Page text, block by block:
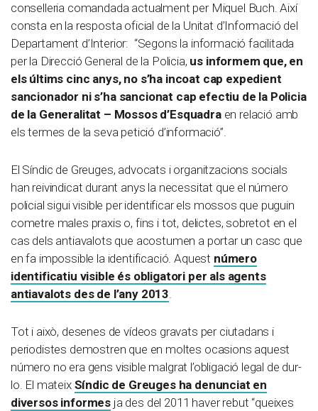
conselleria comandada actualment per Miquel Buch. Així
consta en la resposta oficial de la Unitat d’Informació del
Departament d’Interior: “Segons la informació facilitada
per la Direcció General de la Policia, us informem que, en
els últims cinc anys, no s’ha incoat cap expedient
sancionador ni s’ha sancionat cap efectiu de la Policia
de la Generalitat – Mossos d’Esquadraen relació amb
els termes de la seva petició d’informació”.
El Síndic de Greuges, advocats i organitzacions socials
han reivindicat durant anys la necessitat que el número
policial sigui visible per identificar els mossos que puguin
cometre males praxis o, fins i tot, delictes, sobretot en el
cas dels antiavalots que acostumen a portar un casc que
en fa impossible la identificació. Aquest número
identificatiu visible és obligatori per als agents
antiavalots des de l’any 2013.
Tot i això, desenes de vídeos gravats per ciutadans i
periodistes demostren que en moltes ocasions aquest
número no era gens visible malgrat l’obligació legal de dur-
lo. El mateix Síndic de Greuges ha denunciat en
diversos informes ja des del 2011 haver rebut “queixes